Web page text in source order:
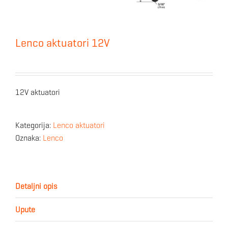
Lenco aktuatori 12V
12V aktuatori
Kategorija: Lenco aktuatori
Oznaka: Lenco
Detaljni opis
Upute